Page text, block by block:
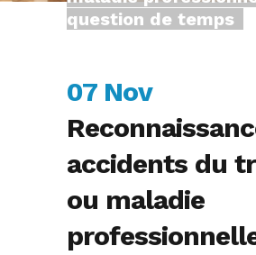
question de temps
07 Nov
accidents du
ou maladie